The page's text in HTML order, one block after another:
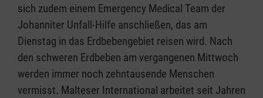
sich zudem einem Emergency Medical Team der
Johanniter Unfall-Hilfe anschließen, das am
Dienstag in das Erdbebengebiet reisen wird. Nach
den schweren Erdbeben am vergangenen Mittwoch
werden immer noch zehntausende Menschen
vermisst. Malteser International arbeitet seit Jahren